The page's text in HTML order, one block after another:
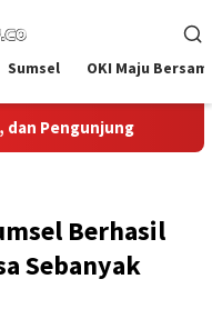
Sumsel OKI Maju
Aspirasi Santun
Berhasil
Sebanyak